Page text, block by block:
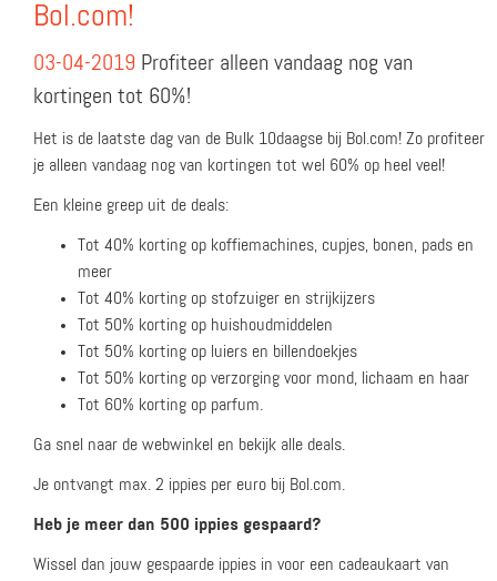
Bol.com!
03-04-2019 Profiteer alleen vandaag nog van
kortingen tot 60%!
Het is de laatste dag van de Bulk 10daagse bij Bol.com! Zo profiteer
je alleen vandaag nog van kortingen tot wel 60% op heel veel!
Een kleine greep uit de deals:
Tot 40% korting op koffiemachines, cupjes, bonen, pads en
meer
Tot 40% korting op stofzuiger en strijkijzers
Tot 50% korting op huishoudmiddelen
Tot 50% korting op luiers en billendoekjes
Tot 50% korting op verzorging voor mond, lichaam en haar
Tot 60% korting op parfum.
Ga snel naar de webwinkel en bekijk alle deals.
Je ontvangt max. 2 ippies per euro bij Bol.com.
Heb je meer dan 500 ippies gespaard?
Wissel dan jouw gespaarde ippies in voor een cadeaukaart van